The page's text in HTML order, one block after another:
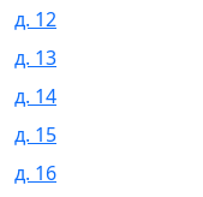
д. 12
д. 13
д. 14
д. 15
д. 16